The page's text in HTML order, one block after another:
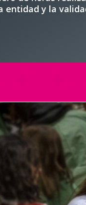
entidad y la